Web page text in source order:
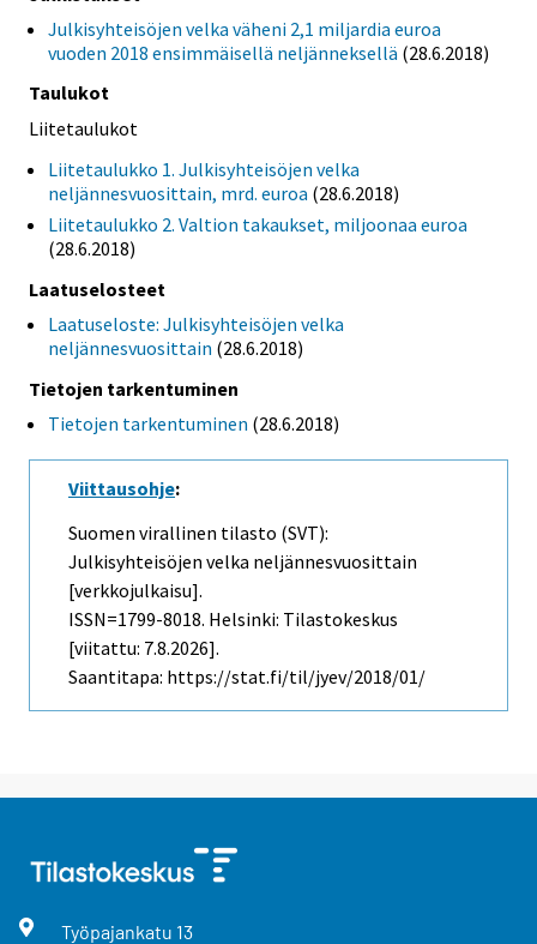
Julkisyhteisöjen velka väheni 2,1 miljardia euroa
vuoden 2018 ensimmäisellä neljänneksellä (28.6.2018)
Taulukot
Liitetaulukot
Liitetaulukko 1. Julkisyhteisöjen velka
neljännesvuosittain, mrd. euroa (28.6.2018)
Liitetaulukko 2. Valtion takaukset, miljoonaa euroa
(28.6.2018)
Laatuselosteet
Laatuseloste: Julkisyhteisöjen velka
neljännesvuosittain (28.6.2018)
Tietojen tarkentuminen
Tietojen tarkentuminen (28.6.2018)
Viittausohje:
Suomen virallinen tilasto (SVT):
Julkisyhteisöjen velka neljännesvuosittain
[verkkojulkaisu].
ISSN=1799-8018. Helsinki: Tilastokeskus
[viitattu: 7.8.2026].
Saantitapa: https://stat.fi/til/jyev/2018/01/
Työpajankatu 13